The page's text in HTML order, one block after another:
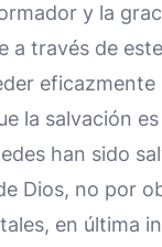
y la
través de
eficazmente
la salvación
han sido
Dios, no por
en última